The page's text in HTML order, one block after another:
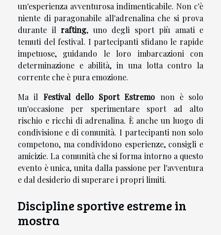
un'esperienza avventurosa indimenticabile. Non c'è
niente di paragonabile all'adrenalina che si prova
durante il rafting, uno degli sport più amati e
temuti del festival. I partecipanti sfidano le rapide
impetuose, guidando le loro imbarcazioni con
determinazione e abilità, in una lotta contro la
corrente che è pura emozione.
Ma il Festival dello Sport Estremo non è solo
un'occasione per sperimentare sport ad alto
rischio e ricchi di adrenalina. È anche un luogo di
condivisione e di comunità. I partecipanti non solo
competono, ma condividono esperienze, consigli e
amicizie. La comunità che si forma intorno a questo
evento è unica, unita dalla passione per l'avventura
e dal desiderio di superare i propri limiti.
Discipline sportive estreme in
mostra